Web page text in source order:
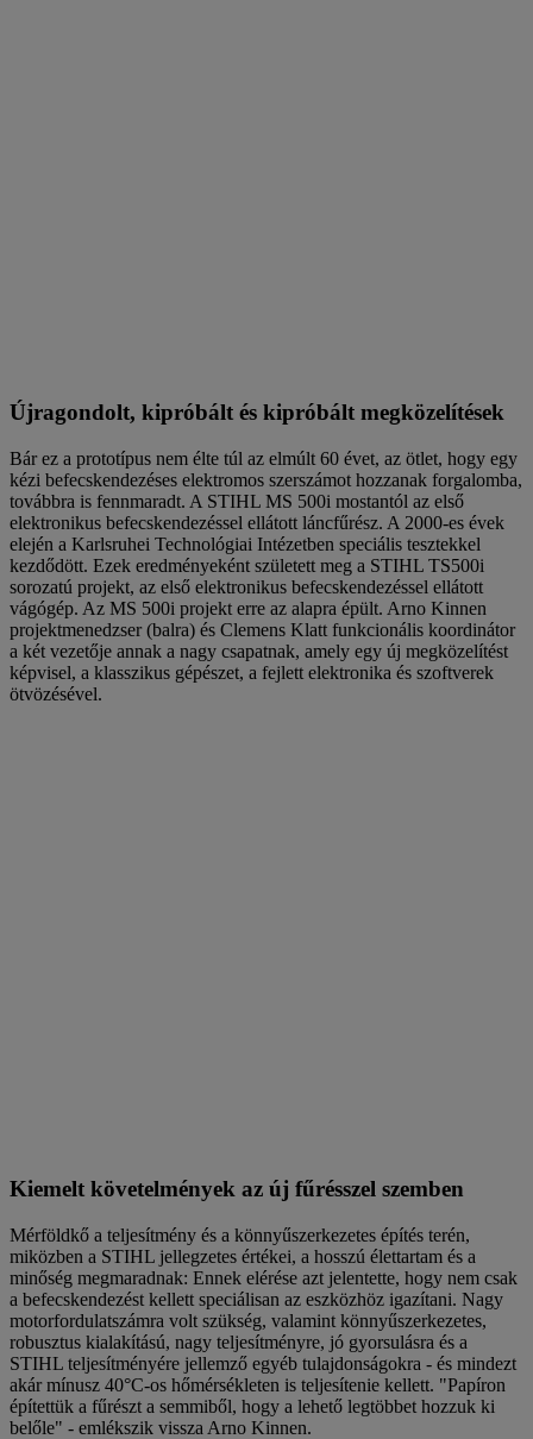
Újragondolt, kipróbált és kipróbált megközelítések
Bár ez a prototípus nem élte túl az elmúlt 60 évet, az ötlet, hogy egy
kézi befecskendezéses elektromos szerszámot hozzanak forgalomba,
továbbra is fennmaradt. A STIHL MS 500i mostantól az első
elektronikus befecskendezéssel ellátott láncfűrész. A 2000-es évek
elején a Karlsruhei Technológiai Intézetben speciális tesztekkel
kezdődött. Ezek eredményeként született meg a STIHL TS500i
sorozatú projekt, az első elektronikus befecskendezéssel ellátott
vágógép. Az MS 500i projekt erre az alapra épült. Arno Kinnen
projektmenedzser (balra) és Clemens Klatt funkcionális koordinátor
a két vezetője annak a nagy csapatnak, amely egy új megközelítést
képvisel, a klasszikus gépészet, a fejlett elektronika és szoftverek
ötvözésével.
Kiemelt követelmények az új fűrésszel szemben
Mérföldkő a teljesítmény és a könnyűszerkezetes építés terén,
miközben a STIHL jellegzetes értékei, a hosszú élettartam és a
minőség megmaradnak: Ennek elérése azt jelentette, hogy nem csak
a befecskendezést kellett speciálisan az eszközhöz igazítani. Nagy
motorfordulatszámra volt szükség, valamint könnyűszerkezetes,
robusztus kialakítású, nagy teljesítményre, jó gyorsulásra és a
STIHL teljesítményére jellemző egyéb tulajdonságokra - és mindezt
akár mínusz 40°C-os hőmérsékleten is teljesítenie kellett. "Papíron
építettük a fűrészt a semmiből, hogy a lehető legtöbbet hozzuk ki
belőle" - emlékszik vissza Arno Kinnen.